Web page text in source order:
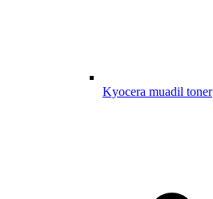
Kyocera muadil toner